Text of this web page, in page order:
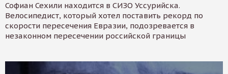
Софиан Сехили находится в СИЗО Уссурийска.
Велосипедист, который хотел поставить рекорд по
скорости пересечения Евразии, подозревается в
незаконном пересечении российской границы